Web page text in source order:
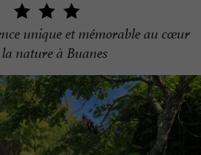
unique et mémorable au cœur
la nature à Buanes